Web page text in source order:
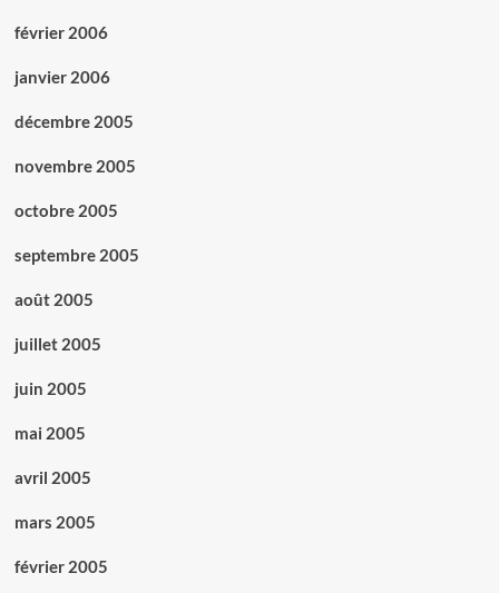
février 2006
janvier 2006
décembre 2005
novembre 2005
octobre 2005
septembre 2005
août 2005
juillet 2005
juin 2005
mai 2005
avril 2005
mars 2005
février 2005